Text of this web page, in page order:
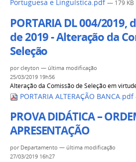
Portuguesa e Linguística.pdf — 179 KB
PORTARIA DL 004/2019,
de 2019 - Alteração da
Seleção
porcleyton — última modificação
25/03/2019 19h56
Alteração da Comissão de Seleção em
PORTARIA ALTERAÇÃO BANCA.pdf
PROVA DIDÁTICA –
APRESENTAÇÃO
por Departamento — última modificação
27/03/2019 16h27